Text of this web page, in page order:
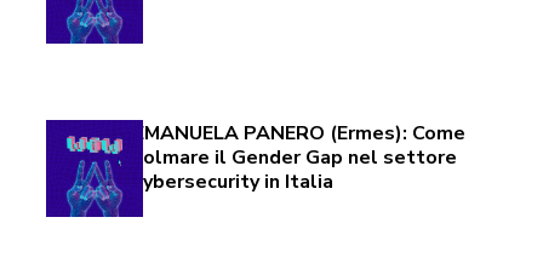
EMANUELA PANERO (Ermes): Come
colmare il Gender Gap nel settore
cybersecurity in Italia